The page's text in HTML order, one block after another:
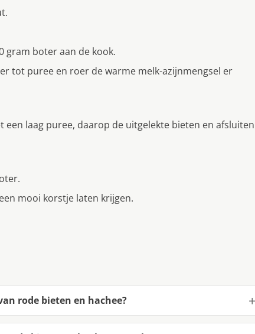
gram boter aan de kook.
tot puree en roer de warme melk-azijnmengsel er
een laag puree, daarop de uitgelekte bieten en afsluiten
mooi korstje laten krijgen.
rode bieten en hachee?